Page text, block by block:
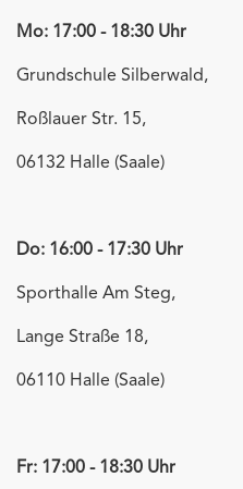
Mo: 17:00 - 18:30 Uhr
Grundschule Silberwald,
Roßlauer Str. 15,
06132 Halle (Saale)
Do: 16:00 - 17:30 Uhr
Sporthalle Am Steg,
Lange Straße 18,
06110 Halle (Saale)
Fr: 17:00 - 18:30 Uhr